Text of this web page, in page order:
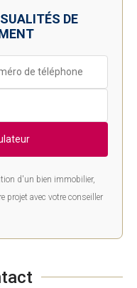
DE
d'un bien immobilier,
projet avec votre conseiller